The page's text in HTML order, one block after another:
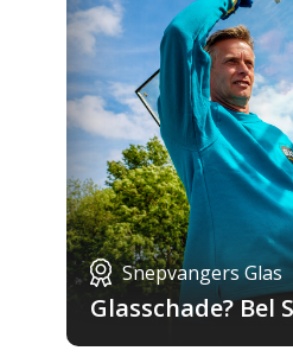
Snepvangers Glas
Glasschade? Bel